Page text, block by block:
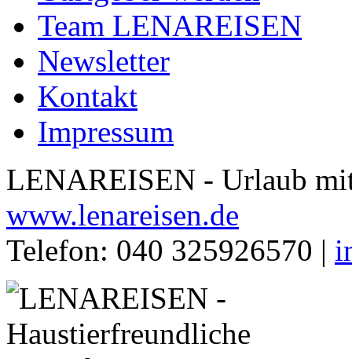
Team LENAREISEN
Newsletter
Kontakt
Impressum
LENAREISEN - Urlaub
www.lenareisen.de
Telefon: 040 325926570 |